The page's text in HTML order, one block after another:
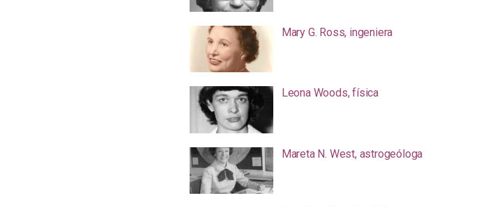
Mary G. Ross, ingeniera
Leona Woods, física
Mareta N. West, astrogeóloga